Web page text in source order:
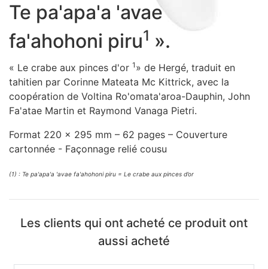
Loisirs (19)
Nos Box (12)
Nouveautés
Informations
Retour et remboursement
Te pa'apa'a 'avae
fa'ahohoni piru1 ».
« Le crabe aux pinces d'or 1 » de Hergé, traduit en
tahitien par Corinne Mateata Mc Kittrick, avec la
coopération de Voltina Ro'omata'aroa-Dauphin, John
Fa'atae Martin et Raymond Vanaga Pietri.
Format 220 x 295 mm – 62 pages – Couverture
cartonnée - Façonnage relié cousu
(1) : Te pa'apa'a 'avae fa'ahohoni piru = Le crabe aux pinces d’or
Les clients qui ont acheté ce produit ont
aussi acheté